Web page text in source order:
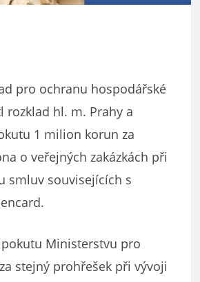
pro ochranu hospodářské
rozklad hl. m. Prahy a
1 milion korun za
o veřejných zakázkách při
smluv souvisejících s
Ministerstvu pro
stejný prohřešek při vývoji